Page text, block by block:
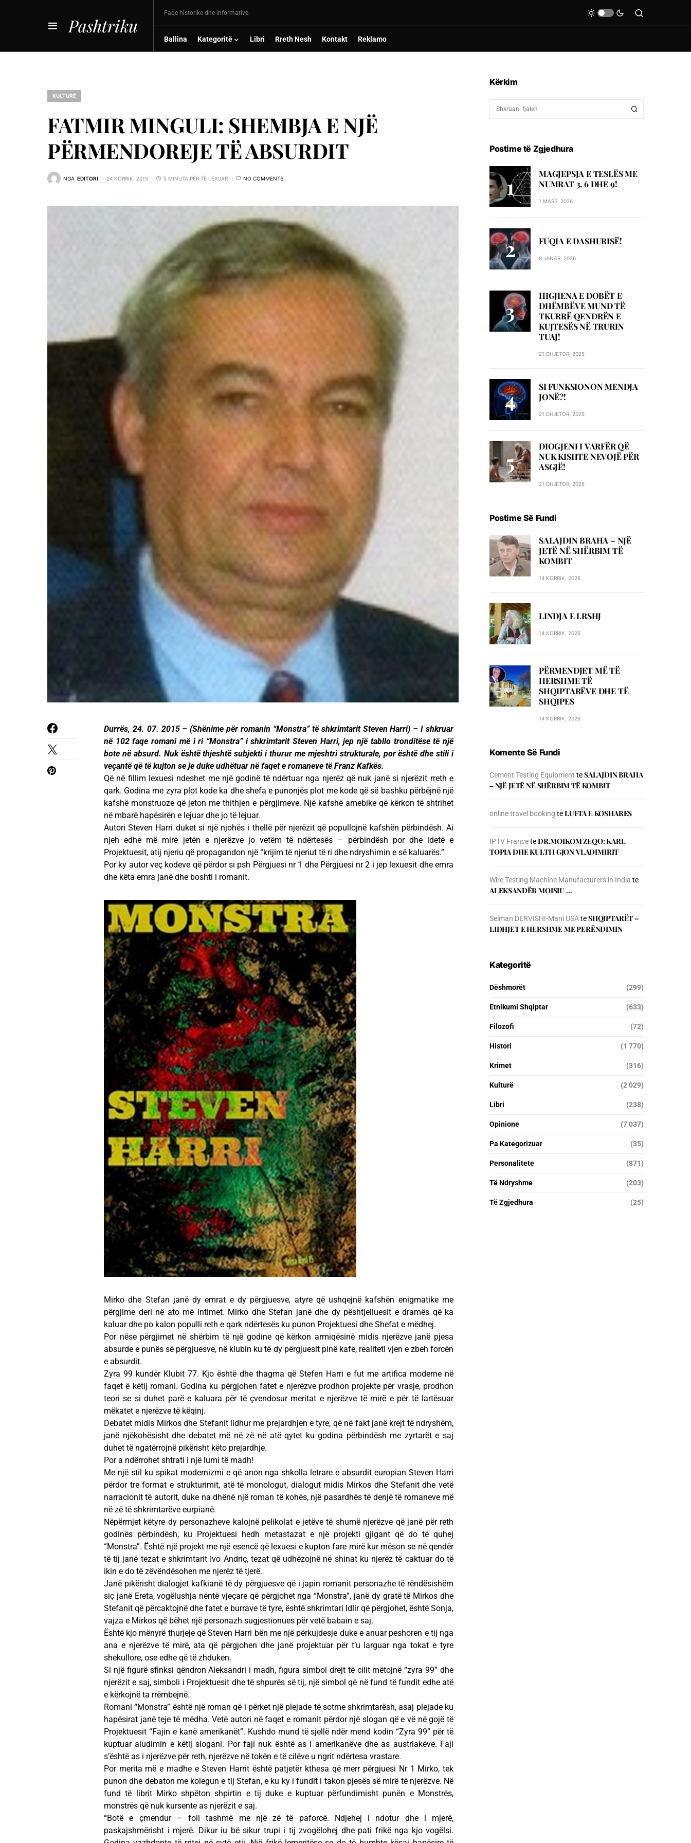
Pashtriku
Faqe historike dhe informative.
Ballina Kategoritë Libri Rreth Nesh Kontakt Reklamo
KULTURË
FATMIR MINGULI: SHEMBJA E NJË
PËRMENDOREJE TË ABSURDIT
NGA EDITORI 24 KORRIK, 2015 5 MINUTA PËR TË LEXUAR NO COMMENTS
Durrës, 24. 07. 2015 – (Shënime për romanin “Monstra” të shkrimtarit Steven Harri) – I shkruar
në 102 faqe romani më i ri “Monstra” i shkrimtarit Steven Harri, jep një tabllo tronditëse të një
bote në absurd. Nuk është thjeshtë subjekti i thurur me mjeshtri strukturale, por është dhe stili i
veçantë që të kujton se je duke udhëtuar në faqet e romaneve të Franz Kafkës.
Që në fillim lexuesi ndeshet me një godinë të ndërtuar nga njerëz që nuk janë si njerëzit rreth e
qark. Godina me zyra plot kode ka dhe shefa e punonjës plot me kode që së bashku përbëjnë një
kafshë monstruoze që jeton me thithjen e përgjimeve. Një kafshë amebike që kërkon të shtrihet
në mbarë hapësirën e lejuar dhe jo të lejuar.
Autori Steven Harri duket si një njohës i thellë për njerëzit që popullojnë kafshën përbindësh. Ai
njeh edhe më mirë jetën e njerëzve jo vetëm të ndërtesës – përbindësh por dhe idetë e
Projektuesit, atij njeriu që propagandon një “krijim të njeriut të ri dhe ndryshimin e së kaluarës.”
Por ky autor veç kodeve që përdor si psh Përgjuesi nr 1 dhe Përgjuesi nr 2 i jep lexuesit dhe emra
dhe këta emra janë dhe boshti i romanit.
Mirko dhe Stefan janë dy emrat e dy përgjuesve, atyre që ushqejnë kafshën enigmatike me
përgjime deri në ato më intimet. Mirko dhe Stefan janë dhe dy pështjelluesit e dramës që ka
kaluar dhe po kalon populli reth e qark ndërtesës ku punon Projektuesi dhe Shefat e mëdhej.
Por nëse përgjimet në shërbim të një godine që kërkon armiqësinë midis njerëzve janë pjesa
absurde e punës së përgjuesve, në klubin ku të dy përgjuesit pinë kafe, realiteti vjen e zbeh forcën
e absurdit.
Zyra 99 kundër Klubit 77. Kjo është dhe thagma që Stefen Harri e fut me artifica moderne në
faqet ë këtij romani. Godina ku përgjohen fatet e njerëzve prodhon projekte për vrasje, prodhon
teori se si duhet parë e kaluara për të çvendosur meritat e njerëzve të mirë e për të lartësuar
mëkatet e njerëzve të këqinj.
Debatet midis Mirkos dhe Stefanit lidhur me prejardhjen e tyre, që në fakt janë krejt të ndryshëm,
janë njëkohësisht dhe debatet më në zë në atë qytet ku godina përbindësh me zyrtarët e saj
duhet të ngatërrojnë pikërisht këto prejardhje.
Por a ndërrohet shtrati i një lumi të madh!
Me një stil ku spikat modernizmi e që anon nga shkolla letrare e absurdit europian Steven Harri
përdor tre format e strukturimit, atë të monologut, dialogut midis Mirkos dhe Stefanit dhe vetë
narracionit të autorit, duke na dhënë një roman të kohës, një pasardhës të denjë të romaneve më
në zë të shkrimtarëve eurpianë.
Nëpërmjet këtyre dy personazheve kalojnë pelikolat e jetëve të shumë njerëzve që janë për reth
godinës përbindësh, ku Projektuesi hedh metastazat e një projekti gjigant që do të quhej
“Monstra”. Është një projekt me një esencë që lexuesi e kupton fare mirë kur mëson se në qendër
të tij janë tezat e shkrimtarit Ivo Andriç, tezat që udhëzojnë në shinat ku njerëz të caktuar do të
ikin e do të zëvëndësohen me njerëz të tjerë.
Janë pikërisht dialogjet kafkianë të dy përgjuesve që i japin romanit personazhe të rëndësishëm
siç janë Ereta, vogëlushja nëntë vjeçare që përgjohet nga “Monstra”, janë dy gratë të Mirkos dhe
Stefanit që përcaktojnë dhe fatet e burrave të tyre, është shkrimtari Idlir që përgjohet, është Sonja,
vajza e Mirkos që bëhet një personazh sugjestionues për vetë babain e saj.
Është kjo mënyrë thurjeje që Steven Harri bën me një përkujdesje duke e anuar peshoren e tij nga
ana e njerëzve të mirë, ata që përgjohen dhe janë projektuar për t’u larguar nga tokat e tyre
shekullore, ose edhe që të zhduken.
Si një figurë sfinksi qëndron Aleksandri i madh, figura simbol drejt të cilit mëtojnë “zyra 99” dhe
njerëzit e saj, simboli i Projektuesit dhe të shpurës së tij, një simbol që në fund të fundit edhe atë
e kërkojnë ta rrëmbejnë.
Romani “Monstra” është një roman që i përket një plejade të sotme shkrimtarësh, asaj plejade ku
hapësirat janë teje të mëdha. Vetë autori në faqet e romanit përdor një slogan që e vë në gojë të
Projektuesit “Fajin e kanë amerikanët”. Kushdo mund të sjellë ndër mend kodin “Zyra 99” për të
kuptuar aludimin e këtij slogani. Por faji nuk është as i amerikanëve dhe as austriakëve. Faji
s’është as i njerëzve për reth, njerëzve në tokën e të cilëve u ngrit ndërtesa vrastare.
Por merita më e madhe e Steven Harrit është patjetër kthesa që merr përgjuesi Nr 1 Mirko, tek
punon dhe debaton me kolegun e tij Stefan, e ku ky i fundit i takon pjesës së mirë të njerëzve. Në
fund të librit Mirko shpëton shpirtin e tij duke e kuptuar përfundimisht punën e Monstrës,
monstrës që nuk kursente as njerëzit e saj.
“Botë e çmendur – foli tashmë me një zë të paforcë. Ndjehej i ndotur dhe i mjerë,
paskajshmërisht i mjerë. Dikur iu bë sikur trupi i tij zvogëlohej dhe pati frikë nga kjo vogëlsi.
Kërkim
Postime të Zgjedhura
MAGJEPSJA E TESLËS ME
NUMRAT 3, 6 DHE 9!
1 MARS, 2026
FUQIA E DASHURISË!
8 JANAR, 2026
HIGJIENA E DOBËT E
DHËMBËVE MUND TË
TKURRË QENDRËN E
KUJTESËS NË TRURIN
TUAJ!
21 DHJETOR, 2025
SI FUNKSIONON MENDJA
JONË?!
21 DHJETOR, 2025
DIOGJENI I VARFËR QË
NUK KISHTE NEVOJË PËR
ASGJË!
21 DHJETOR, 2025
Postime Së Fundi
SALAJDIN BRAHA – NJЁ
JETЁ NЁ SHЁRBIM TЁ
KOMBIT
14 KORRIK, 2026
LINDJA E LRSHJ
14 KORRIK, 2026
PËRMENDJET MË TË
HERSHME TË
SHQIPTARËVE DHE TË
SHQIPES
14 KORRIK, 2026
Komente Së Fundi
Cement Testing Equipment teSALAJDIN BRAHA
– NJЁ JETЁ NЁ SHЁRBIM TЁ KOMBIT
online travel booking teLUFTA E KOSHARES
IPTV FranceteDR.MOIKOM ZEQO: KARL
TOPIA DHE KULTI I GJON VLADIMIRIT
Wire Testing Machine Manufacturers in India te
ALEKSANDËR MOISIU …
Selman DERVISHI-Mani USAteSHQIPTARËT –
LIDHJET E HERSHME ME PERËNDIMIN
Kategoritë
Dëshmorët (299)
Etnikumi Shqiptar (633)
Filozofi (72)
Histori (1 770)
Krimet (316)
Kulturë (2 029)
Libri (238)
Opinione (7 037)
Pa Kategorizuar (35)
Personalitete (871)
Të Ndryshme (203)
Të Zgjedhura (25)